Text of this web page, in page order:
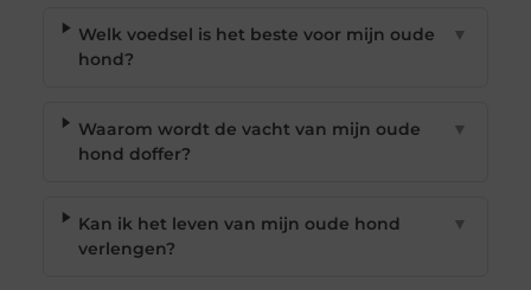
Welk voedsel is het beste voor mijn oude
hond?
▼
Waarom wordt de vacht van mijn oude
hond doffer?
▼
Kan ik het leven van mijn oude hond
verlengen?
▼